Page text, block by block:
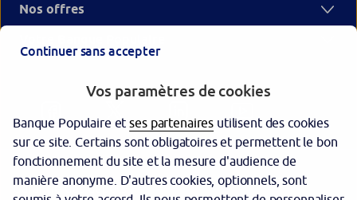
Nos offres
Garantie des dépôts
Continuer sans accepter
Vos paramètres de cookies
Banque Populaire etses partenaires utilisent des cookies
sur ce site. Certains sont obligatoires et permettent le bon
fonctionnement du site et la mesure d'audience de
manière anonyme. D'autres cookies, optionnels, sont